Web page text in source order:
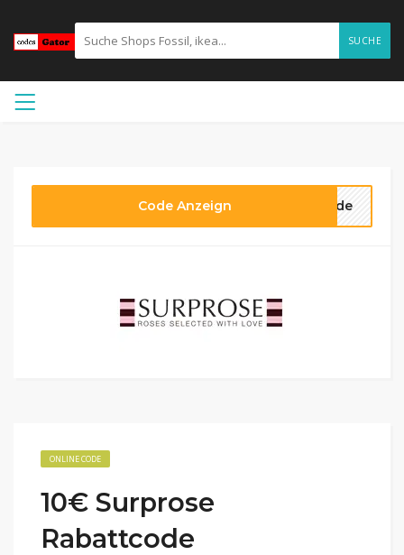
SUCHE
Code Anzeign code
ONLINE CODE
10€ Surprose
Rabattcode